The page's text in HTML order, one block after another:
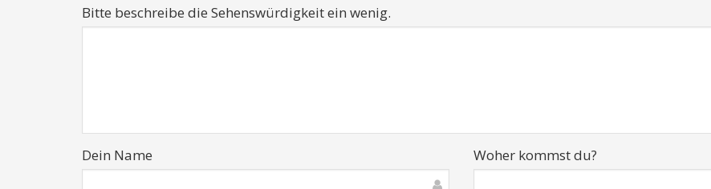
Bitte beschreibe die Sehenswürdigkeit ein wenig.
Dein Name Woher kommst du?